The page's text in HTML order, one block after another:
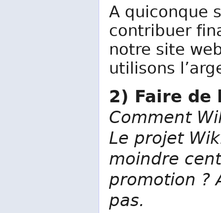
A quiconque
contribuer
notre site
utilisons
2) Faire
Comment
Le projet
moindre
promotion ?
pas.